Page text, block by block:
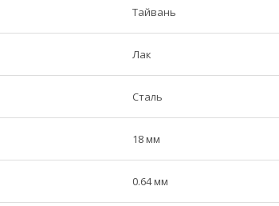
Тайвань
Лак
Сталь
18 мм
0.64 мм